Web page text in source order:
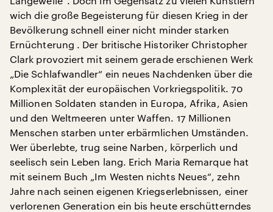
wich die große Begeisterung für diesen Krieg in der
Bevölkerung schnell einer nicht minder starken
Ernüchterung . Der britische Historiker Christopher
Clark provoziert mit seinem gerade erschienen Werk
„Die Schlafwandler“ ein neues Nachdenken über die
Komplexität der europäischen Vorkriegspolitik. 70
Millionen Soldaten standen in Europa, Afrika, Asien
und den Weltmeeren unter Waffen. 17 Millionen
Menschen starben unter erbärmlichen Umständen.
Wer überlebte, trug seine Narben, körperlich und
seelisch sein Leben lang. Erich Maria Remarque hat
mit seinem Buch „Im Westen nichts Neues“, zehn
Jahre nach seinen eigenen Kriegserlebnissen, einer
verlorenen Generation ein bis heute erschütterndes